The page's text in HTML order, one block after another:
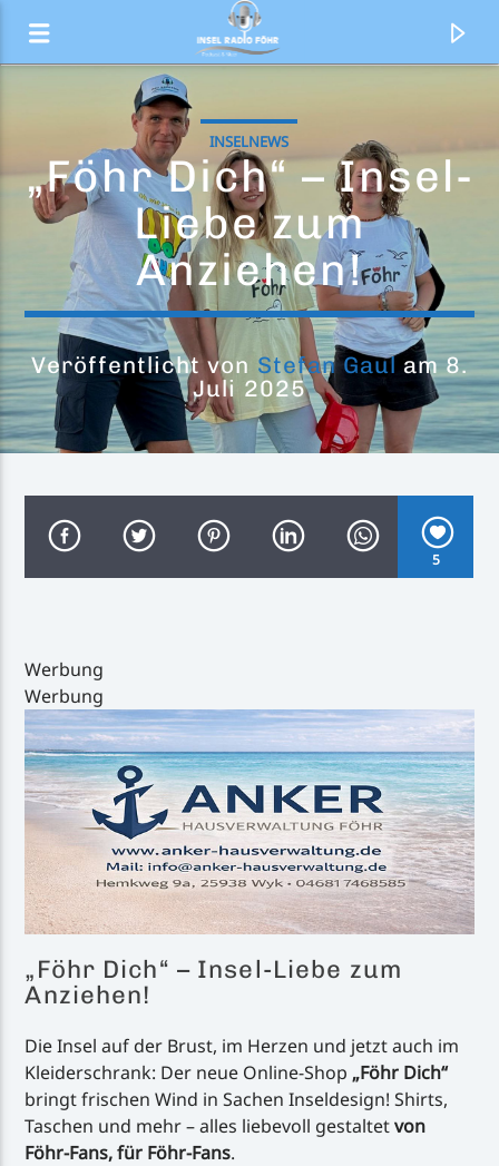
Aktueller Titel
Verkehr
Handystream
INSELNEWS
„Föhr Dich“ – Insel-
Liebe zum
Anziehen!
Veröffentlicht von Stefan Gaulam 8.
Juli 2025
5
Werbung
Werbung
„Föhr Dich“ – Insel-Liebe zum
Anziehen!
Die Insel auf der Brust, im Herzen und jetzt auch im
Kleiderschrank: Der neue Online-Shop „Föhr Dich“
bringt frischen Wind in Sachen Inseldesign! Shirts,
Taschen und mehr – alles liebevoll gestaltetvon
Föhr-Fans, für Föhr-Fans.